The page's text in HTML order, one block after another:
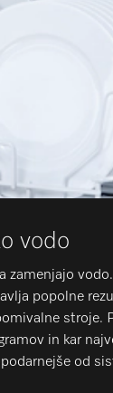
vodo
popolne
in kar
od